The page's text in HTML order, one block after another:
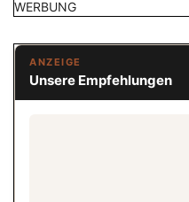
WERBUNG
ANZEIGE
Unsere Empfehlungen